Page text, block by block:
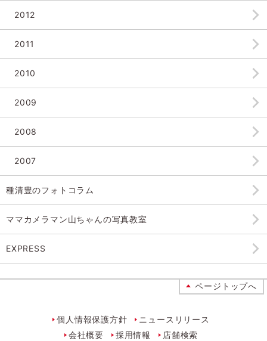
2012
2011
2010
2009
2008
2007
種清豊のフォトコラム
ママカメラマン山ちゃんの写真教室
EXPRESS
ページトップへ
個人情報保護方針
ニュースリリース
会社概要
採用情報 店舗検索